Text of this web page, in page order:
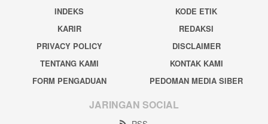
INDEKS
KODE ETIK
KARIR
REDAKSI
PRIVACY POLICY
DISCLAIMER
TENTANG KAMI
KONTAK KAMI
FORM PENGADUAN
PEDOMAN MEDIA SIBER
JARINGAN SOCIAL